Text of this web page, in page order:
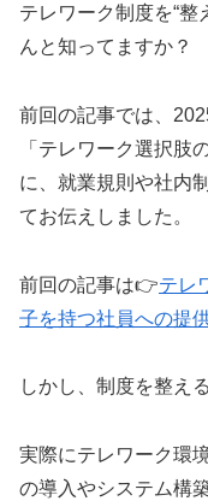
テレワーク制度を“
んと知ってますか？
前回の記事では、
「テレワーク選択肢
に、就業規則や社内
てお伝えしました。
前回の記事は👉テレ
子を持つ社員への提
しかし、制度を整え
実際にテレワーク環
の導入やシステム構